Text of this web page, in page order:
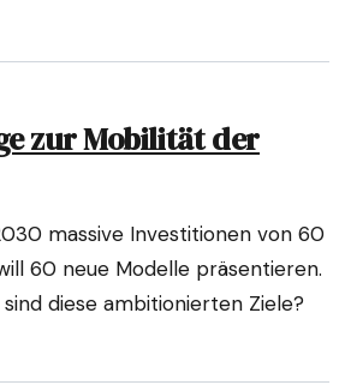
zur Mobilität der
massive Investitionen von 60
60 neue Modelle präsentieren.
diese ambitionierten Ziele?